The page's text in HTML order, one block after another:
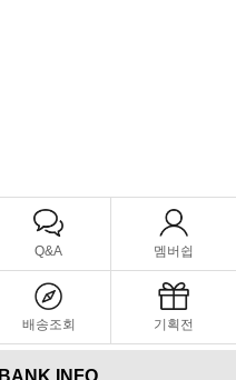
Q&A 멤버쉽
배송조회 기획전
BANK INFO